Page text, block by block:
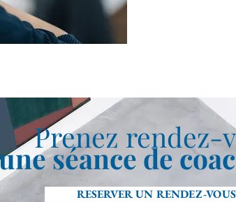
Prenez rendez-
séance de
RESERVER UN RENDEZ-VOUS